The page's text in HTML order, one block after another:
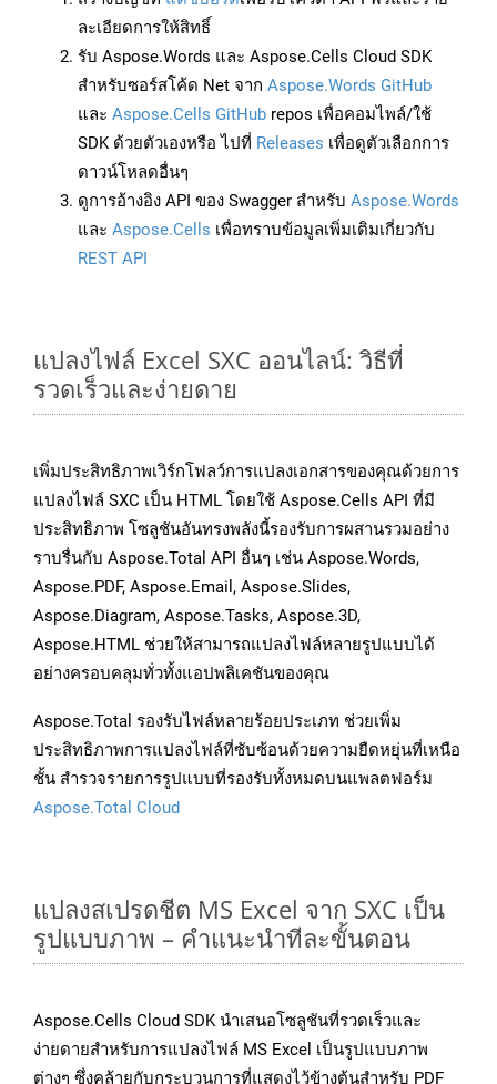
ละเอียดการให้สิทธิ์
รับ Aspose.Words และ Aspose.Cells Cloud SDK
สำหรับซอร์สโค้ด Net จาก Aspose.Words GitHub
และ Aspose.Cells GitHub repos เพื่อคอมไพล์/ใช้
SDK ด้วยตัวเองหรือ ไปที่ Releases เพื่อดูตัวเลือกการ
ดาวน์โหลดอื่นๆ
ดูการอ้างอิง API ของ Swagger สำหรับ Aspose.Words
และ Aspose.Cells เพื่อทราบข้อมูลเพิ่มเติมเกี่ยวกับ
REST API
แปลงไฟล์ Excel SXC ออนไลน์: วิธีที่
รวดเร็วและง่ายดาย
เพิ่มประสิทธิภาพเวิร์กโฟลว์การแปลงเอกสารของคุณด้วยการ
แปลงไฟล์ SXC เป็น HTML โดยใช้ Aspose.Cells API ที่มี
ประสิทธิภาพ โซลูชันอันทรงพลังนี้รองรับการผสานรวมอย่าง
ราบรื่นกับ Aspose.Total API อื่นๆ เช่น Aspose.Words,
Aspose.PDF, Aspose.Email, Aspose.Slides,
Aspose.Diagram, Aspose.Tasks, Aspose.3D,
Aspose.HTML ช่วยให้สามารถแปลงไฟล์หลายรูปแบบได้
อย่างครอบคลุมทั่วทั้งแอปพลิเคชันของคุณ
Aspose.Total รองรับไฟล์หลายร้อยประเภท ช่วยเพิ่ม
ประสิทธิภาพการแปลงไฟล์ที่ซับซ้อนด้วยความยืดหยุ่นที่เหนือ
ชั้น สำรวจรายการรูปแบบที่รองรับทั้งหมดบนแพลตฟอร์ม
Aspose.Total Cloud
แปลงสเปรดชีต MS Excel จาก SXC เป็น
รูปแบบภาพ – คำแนะนำทีละขั้นตอน
Aspose.Cells Cloud SDK นำเสนอโซลูชันที่รวดเร็วและ
ง่ายดายสำหรับการแปลงไฟล์ MS Excel เป็นรูปแบบภาพ
ต่างๆ ซึ่งคล้ายกับกระบวนการที่แสดงไว้ข้างต้นสำหรับ PDF